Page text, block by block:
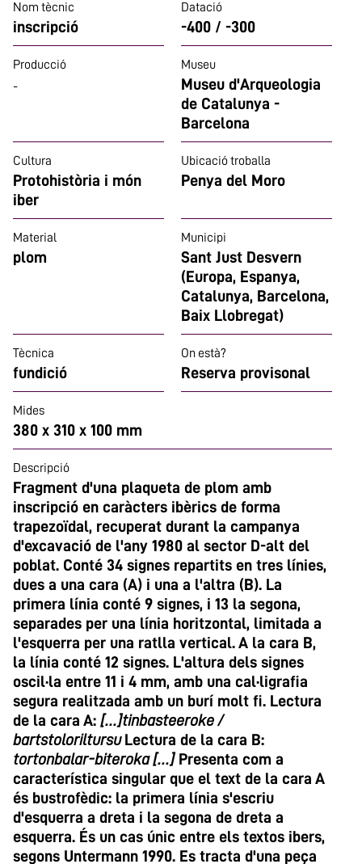
Nom tècnic
inscripció
Datació
-400 / -300
Producció
-
Museu
Museu d'Arqueologia
de Catalunya -
Barcelona
Cultura
Protohistòria i món
iber
Ubicació troballa
Penya del Moro
Material
plom
Municipi
Sant Just Desvern
(Europa, Espanya,
Catalunya, Barcelona,
Baix Llobregat)
Tècnica
fundició
On està?
Reserva provisonal
Mides
380 x 310 x 100 mm
Descripció
Fragment d'una plaqueta de plom amb
inscripció en caràcters ibèrics de forma
trapezoïdal, recuperat durant la campanya
d'excavació de l'any 1980 al sector D-alt del
poblat. Conté 34 signes repartits en tres línies,
dues a una cara (A) i una a l'altra (B). La
primera línia conté 9 signes, i 13 la segona,
separades per una línia horitzontal, limitada a
l'esquerra per una ratlla vertical. A la cara B,
la línia conté 12 signes. L'altura dels signes
oscil·la entre 11 i 4 mm, amb una cal·ligrafia
segura realitzada amb un burí molt fi. Lectura
de la cara A: [...]tinbasteeroke /
bartstoloriltursu Lectura de la cara B:
tortonbalar-biteroka [...]Presenta com a
característica singular que el text de la cara A
és bustrofèdic: la primera línia s'escriu
d'esquerra a dreta i la segona de dreta a
esquerra. És un cas únic entre els textos ibers,
segons Untermann 1990. Es tracta d'una peça